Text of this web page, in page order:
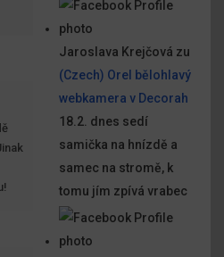
Jaroslava Krejčová zu
(Czech) Orel bělohlavý
webkamera v Decorah
18.2. dnes sedí
samička na hnízdě a
samec na stromě, k
tomu jím zpívá vrabec